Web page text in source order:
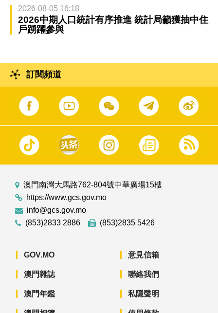
2026-08-05 16:18
2026中期人口統計有序推進 統計局籲獲抽中住
戶踴躍參與
訂閱頻道
澳門南灣大馬路762-804號中華廣場15樓
https://www.gcs.gov.mo
info@gcs.gov.mo
(853)2833 2886
(853)2835 5426
GOV.MO
澳門雜誌
澳門年鑑
意見信箱
聯絡我們
私隱聲明